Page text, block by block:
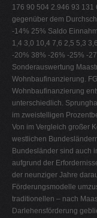
176 90 504 2.946 93 131
gegenüber dem
-14% 25% Saldo
1,4 3,0 10,4 7,6 2,5 5,3
-20% 38% -26% -25% -
Sonderauswertung
Wohnbaufinanzierung.
Wohnbaufinanzierung
unterschiedlich.
im zweistelligen
Von im Vergleich großer
westlichen
Bundesländer sind auch
aufgrund der
der neunziger Jahre
Förderungsmodelle
traditionellen – nach
Darlehensförderung